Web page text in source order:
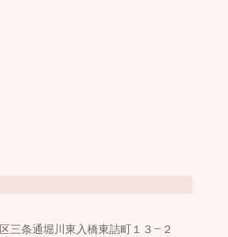
三条通堀川東入橋東詰町１３−２